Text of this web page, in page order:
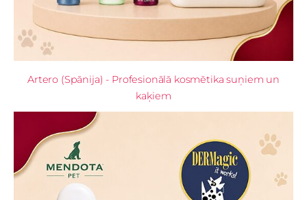
Artero (Spānija) - Profesionālā kosmētika suņiem un
kaķiem